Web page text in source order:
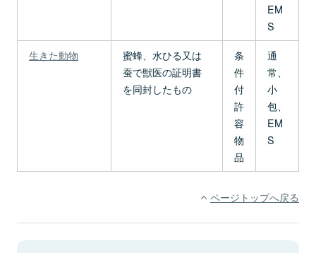
EM
S
生きた動物
蜜蜂、水ひる又は
蚕で獣医の証明書
を同封したもの
条
件
付
許
容
物
品
通
常、
小
包、
EM
S
ページトップへ戻る